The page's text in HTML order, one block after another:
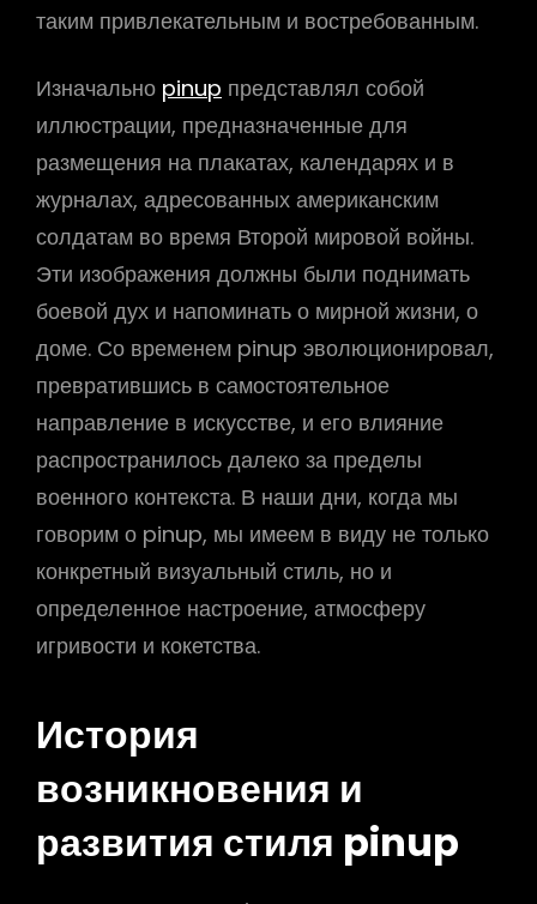
таким привлекательным и востребованным.
Изначально pinup представлял собой
иллюстрации, предназначенные для
размещения на плакатах, календарях и в
журналах, адресованных американским
солдатам во время Второй мировой войны.
Эти изображения должны были поднимать
боевой дух и напоминать о мирной жизни, о
доме. Со временем pinup эволюционировал,
превратившись в самостоятельное
направление в искусстве, и его влияние
распространилось далеко за пределы
военного контекста. В наши дни, когда мы
говорим о pinup, мы имеем в виду не только
конкретный визуальный стиль, но и
определенное настроение, атмосферу
игривости и кокетства.
История
возникновения и
развития стиля pinup